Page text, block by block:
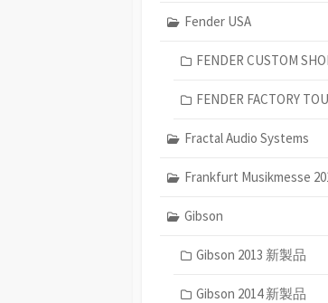
Fender USA
FENDER CUSTOM
FENDER FACTORY
Fractal Audio Systems
Frankfurt Musikmesse
Gibson
Gibson 2013 新製品
Gibson 2014 新製品